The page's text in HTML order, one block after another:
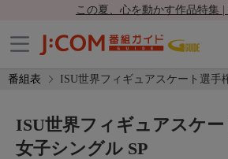
この夏、心を動かす作品特集 |
番組表 ISU世界フィギュアスケート選手
ISU世界フィギュアスケー
女子シングル SP